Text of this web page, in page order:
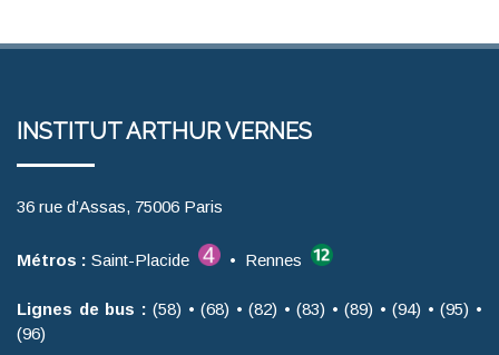
INSTITUT ARTHUR VERNES
36 rue d’Assas, 75006 Paris
Métros : Saint-Placide • Rennes
Lignes de bus : (58) • (68) • (82) • (83) • (89) • (94) • (95) •
(96)